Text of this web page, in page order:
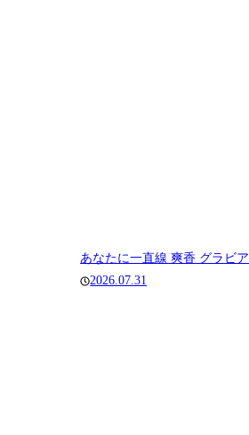
あなたに一直線 爽香 グラビア
2026.07.31